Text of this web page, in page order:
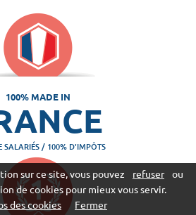
100% MADE IN
SALARIÉS / 100% D'IMPÔTS
sur ce site, vous pouvez refuser
ou
de cookies pour mieux vous servir.
des cookies
Fermer